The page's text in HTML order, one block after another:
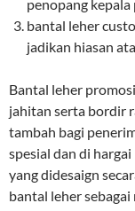
penopang
bantal leher
jadikan hiasan
Bantal leher
jahitan serta bordir
tambah bagi
spesial dan di
yang didesaign
bantal leher